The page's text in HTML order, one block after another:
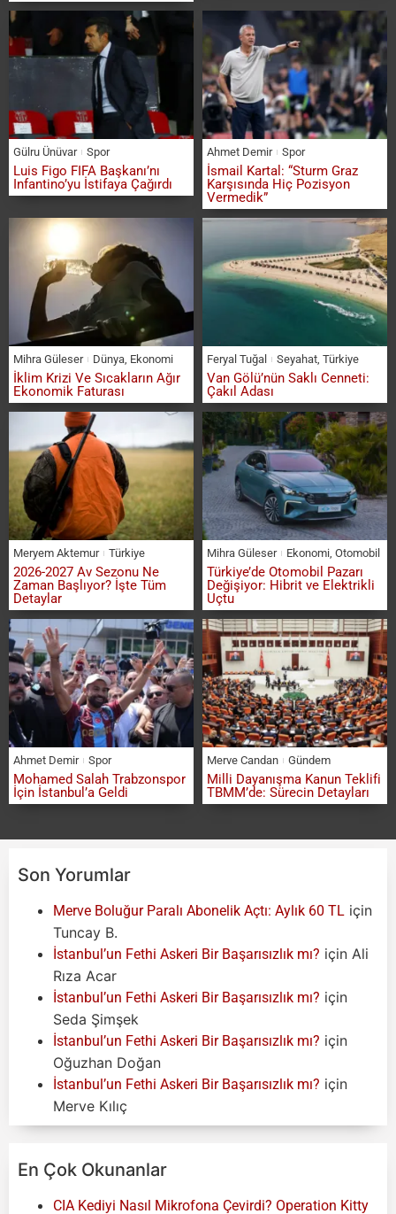
Gülru Ünüvar Spor
Luis Figo FIFA Başkanı’nı
Infantino’yu İstifaya Çağırdı
Ahmet Demir Spor
İsmail Kartal: “Sturm Graz
Karşısında Hiç Pozisyon
Vermedik”
Mihra Güleser Dünya, Ekonomi
İklim Krizi Ve Sıcakların Ağır
Ekonomik Faturası
Feryal Tuğal Seyahat, Türkiye
Van Gölü’nün Saklı Cenneti:
Çakıl Adası
Meryem Aktemur Türkiye
2026-2027 Av Sezonu Ne
Zaman Başlıyor? İşte Tüm
Detaylar
Mihra Güleser Ekonomi, Otomobil
Türkiye’de Otomobil Pazarı
Değişiyor: Hibrit ve Elektrikli
Uçtu
Ahmet Demir Spor
Mohamed Salah Trabzonspor
İçin İstanbul’a Geldi
Merve Candan Gündem
Milli Dayanışma Kanun Teklifi
TBMM’de: Sürecin Detayları
Son Yorumlar
Merve Boluğur Paralı Abonelik Açtı: Aylık 60 TL için
Tuncay B.
İstanbul’un Fethi Askeri Bir Başarısızlık mı? için Ali
Rıza Acar
İstanbul’un Fethi Askeri Bir Başarısızlık mı? için
Seda Şimşek
İstanbul’un Fethi Askeri Bir Başarısızlık mı? için
Oğuzhan Doğan
İstanbul’un Fethi Askeri Bir Başarısızlık mı? için
Merve Kılıç
En Çok Okunanlar
CIA Kediyi Nasıl Mikrofona Çevirdi? Operation Kitty